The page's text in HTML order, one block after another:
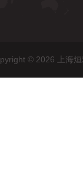
© 2026 上海